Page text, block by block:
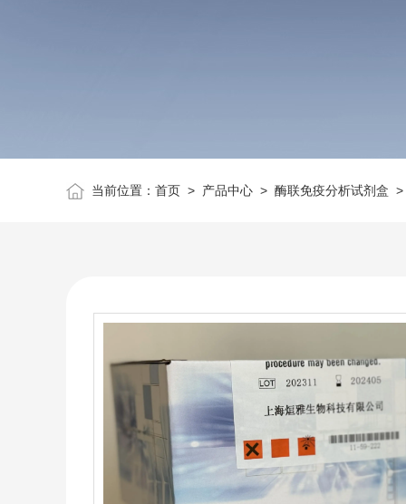
当前位置： 首页> 产品中心> 酶联免疫分析试剂盒